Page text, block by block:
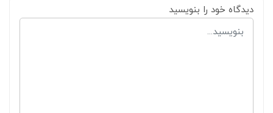
دیدگاه خود را بنویسید